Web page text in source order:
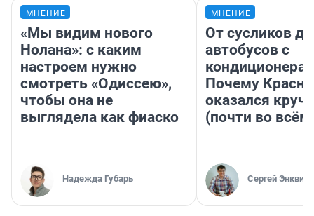
МНЕНИЕ
«Мы видим нового
Нолана»: с каким
настроем нужно
смотреть «Одиссею»,
чтобы она не
выглядела как фиаско
Надежда Губарь
МНЕНИЕ
От сусликов до
автобусов с
Почему
оказался
(почти во
Сергей Энквист